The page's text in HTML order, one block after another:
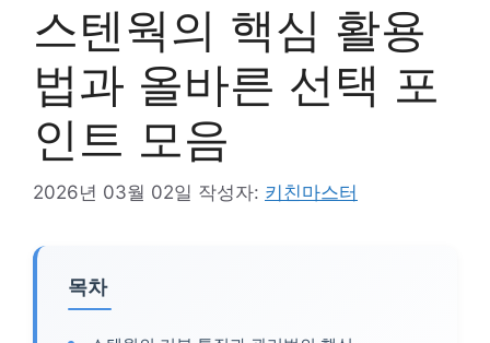
스텐웍의 핵심 활용
법과 올바른 선택 포
인트 모음
2026년 03월 02일 작성자: 키친마스터
목차